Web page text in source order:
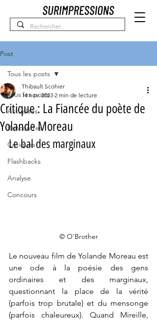
Post
Tous les posts
Actualités
Rencontres
Critiques
Flashbacks
Analyse
Concours
Tous les posts
Critique : La Fiancée du poète de
Yolande Moreau
Thibault Scohier
14 nov. 2023 2 min de lecture
Le bal des marginaux
© O'Brother
Le nouveau film de Yolande Moreau est
une ode à la poésie des gens
ordinaires et des marginaux,
questionnant la place de la vérité
(parfois trop brutale) et du mensonge
(parfois chaleureux). Quand Mireille,